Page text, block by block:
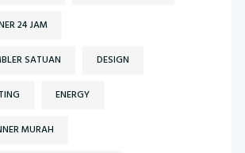
24 JAM
SATUAN DESIGN
ENERGY
MURAH